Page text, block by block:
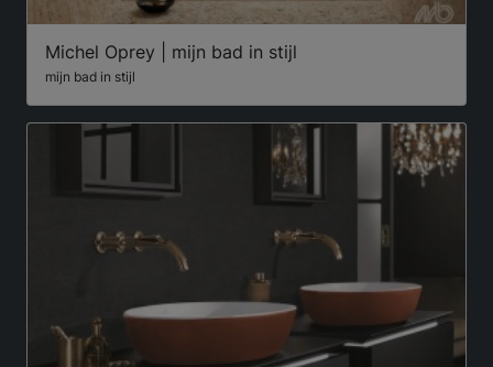
Michel Oprey | mijn bad in stijl
mijn bad in stijl